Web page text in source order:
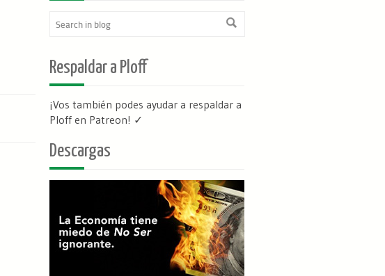
Respaldar a Ploff
¡Vos también podes ayudar a respaldar a
Ploff en Patreon! ✓
Descargas